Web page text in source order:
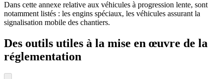
Dans cette annexe relative aux véhicules à progression lente, sont
notamment listés : les engins spéciaux, les véhicules assurant la
signalisation mobile des chantiers.
Des outils utiles à la mise en œuvre de la
réglementation